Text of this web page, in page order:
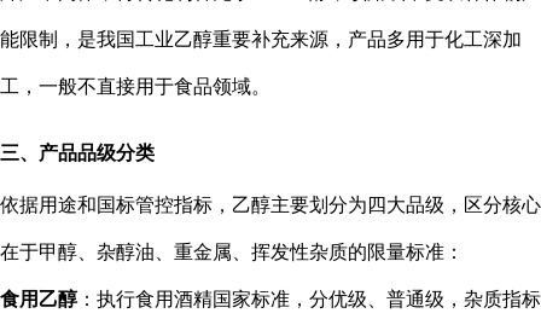
能限制，是我国工业乙醇重要补充来源，产品多用于化工深加
工，一般不直接用于食品领域。
三、产品品级分类
依据用途和国标管控指标，乙醇主要划分为四大品级，区分核心
在于甲醇、杂醇油、重金属、挥发性杂质的限量标准：
食用乙醇：执行食用酒精国家标准，分优级、普通级，杂质指标